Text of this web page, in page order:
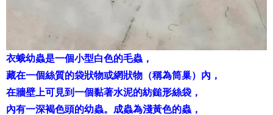
衣蛾幼蟲是一個小型白色的毛蟲，
藏在一個絲質的袋狀物或網狀物（稱為筒巢）內，
在牆壁上可見到一個黏著水泥的紡鎚形絲袋，
內有一深褐色頭的幼蟲。成蟲為淺黃色的蟲，